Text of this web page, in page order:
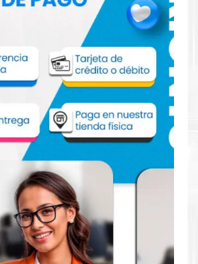
y atención para adquirir tus
todos los dias. Escríbenos o
la solución perfecta para tu
el
Toner Xerox 106R03915 Negro
C605
Toner para impresoras
Lima o para provincia
Xerox. Descubre la mejor manera de
Xerox 106R03915 Negro para
. Ofrecemos una amplia selección de
que garantizan un rendimiento óptimo y
de impresión.